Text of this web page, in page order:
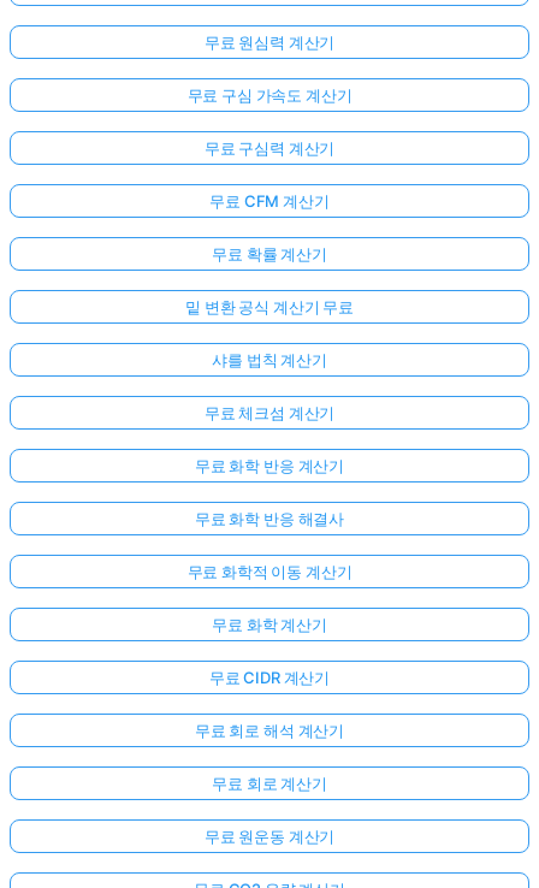
무료 원심력 계산기
무료 구심 가속도 계산기
무료 구심력 계산기
무료 CFM 계산기
무료 확률 계산기
밑 변환 공식 계산기 무료
샤를 법칙 계산기
무료 체크섬 계산기
무료 화학 반응 계산기
무료 화학 반응 해결사
무료 화학적 이동 계산기
무료 화학 계산기
무료 CIDR 계산기
무료 회로 해석 계산기
무료 회로 계산기
무료 원운동 계산기